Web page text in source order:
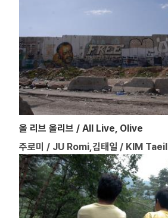
올 리브 올리브 / All Live, Olive
주로미 / JU Romi,김태일 / KIM Taeil